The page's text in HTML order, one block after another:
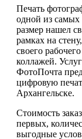
Печать
одной из самых
размер нашел
рамках на
своего
коллажей.
ФотоПочта
цифровую
Архангельске.
Стоимость
первых,
выгодные